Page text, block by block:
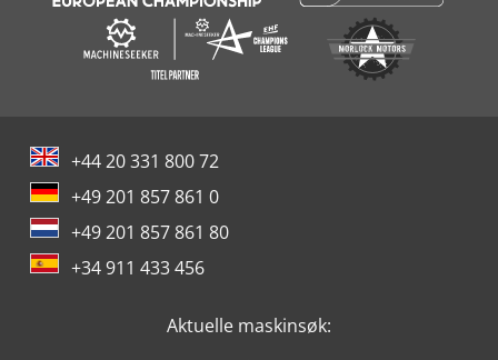
+44 20 331 800 72
+49 201 857 861 0
+49 201 857 861 80
+34 911 433 456
Aktuelle maskinsøk: